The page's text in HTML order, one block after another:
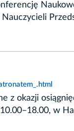
z okazji
w